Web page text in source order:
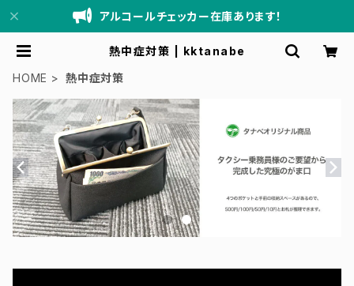
アルコールチェッカー在庫あります！
熱中症対策 | kktanabe
HOME
熱中症対策